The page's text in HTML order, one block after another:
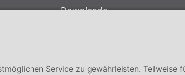
Downloads
Service zu gewährleisten. Teilweise